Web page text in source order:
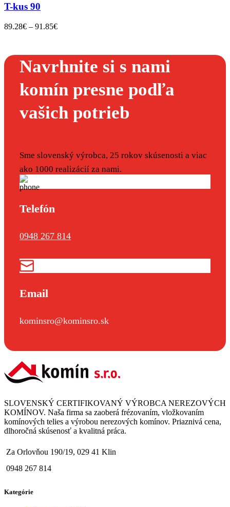
T-kus 90
89.28€ – 91.85€
Navrhnite si s nami
komín presne podľa
vašich potrieb
Sme slovenský výrobca, 25 rokov skúsenosti a viac
ako 1000 realizácií za nami.
Telefón
0948 267 814
Email
kominsro@kominsro.sk
SLOVENSKÝ CERTIFIKOVANÝ VÝROBCA NEREZOVÝCH
KOMÍNOV. Naša firma sa zaoberá frézovaním, vložkovaním
komínových telies a výrobou nerezových komínov. Priaznivá cena,
dlhoročná skúsenosť a kvalitná práca.
Za Orlovňou 190/19, 029 41 Klin
0948 267 814
Kategórie